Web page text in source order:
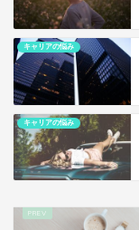
キャリアの悩み
キャリアの悩み